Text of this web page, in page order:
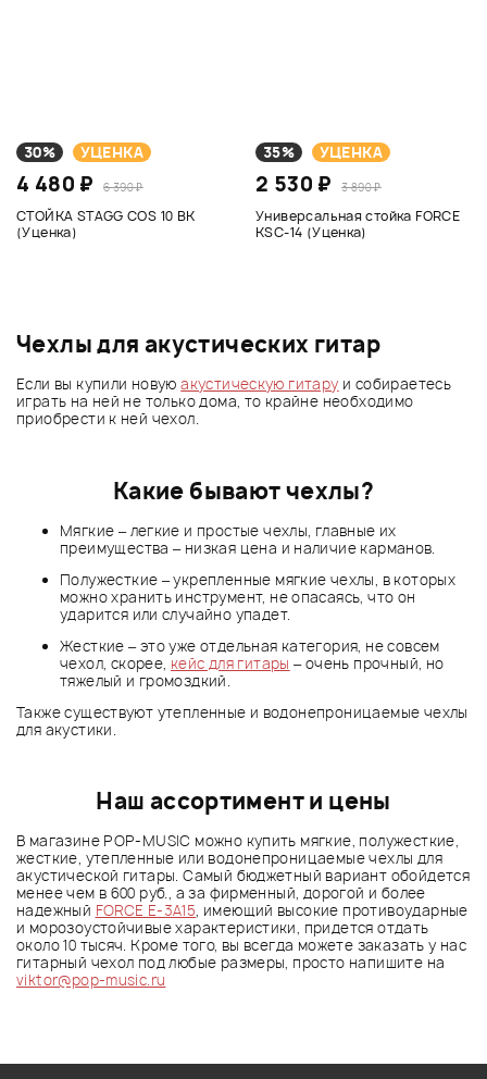
30% УЦЕНКА
4 480 ₽ 6 390 ₽
СТОЙКА STAGG COS 10 BK
(Уценка)
35% УЦЕНКА
2 530 ₽ 3 890 ₽
Универсальная стойка FORCE
KSC-14 (Уценка)
Чехлы для акустических гитар
Если вы купили новуюакустическую гитару и собираетесь
играть на ней не только дома, то крайне необходимо
приобрести к ней чехол.
Какие бывают чехлы?
Мягкие – легкие и простые чехлы, главные их
преимущества – низкая цена и наличие карманов.
Полужесткие – укрепленные мягкие чехлы, в которых
можно хранить инструмент, не опасаясь, что он
ударится или случайно упадет.
Жесткие – это уже отдельная категория, не совсем
чехол, скорее, кейс для гитары – очень прочный, но
тяжелый и громоздкий.
Также существуют утепленные и водонепроницаемые чехлы
для акустики.
Наш ассортимент и цены
В магазине POP-MUSIC можно купить мягкие, полужесткие,
жесткие, утепленные или водонепроницаемые чехлы для
акустической гитары. Самый бюджетный вариант обойдется
менее чем в 600 руб., а за фирменный, дорогой и более
надежный FORCE E-3A15, имеющий высокие противоударные
и морозоустойчивые характеристики, придется отдать
около 10 тысяч. Кроме того, вы всегда можете заказать у нас
гитарный чехол под любые размеры, просто напишите на
viktor@pop-music.ru